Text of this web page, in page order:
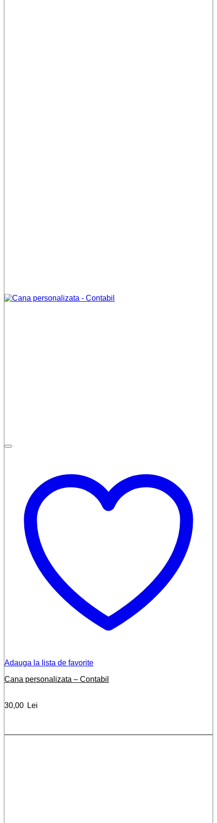
Adauga la lista de favorite
Cana personalizata – Contabil
30,00 Lei